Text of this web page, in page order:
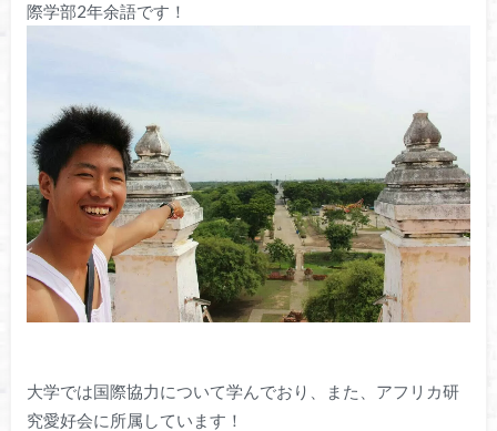
際学部2年余語です！
大学では国際協力について学んでおり、また、アフリカ研
究愛好会に所属しています！